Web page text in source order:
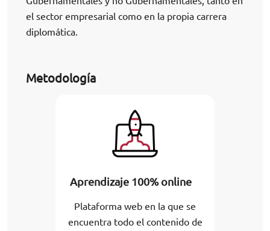
el sector empresarial como en la propia carrera
diplomática.
Metodología
Aprendizaje 100% online
Plataforma web en la que se
encuentra todo el contenido de